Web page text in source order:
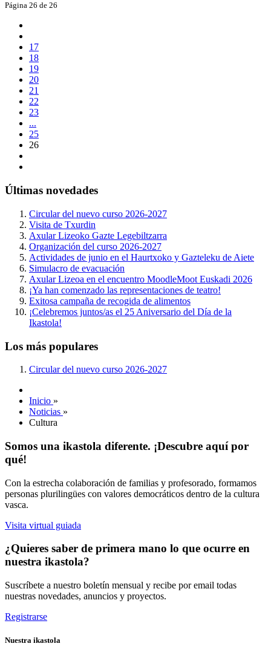
Página 26 de 26
17
18
19
20
21
22
23
...
25
26
Últimas novedades
Circular del nuevo curso 2026-2027
Visita de Txurdin
Axular Lizeoko Gazte Legebiltzarra
Organización del curso 2026-2027
Actividades de junio en el Haurtxoko y Gazteleku de Aiete
Simulacro de evacuación
Axular Lizeoa en el encuentro MoodleMoot Euskadi 2026
¡Ya han comenzado las representaciones de teatro!
Exitosa campaña de recogida de alimentos
¡Celebremos juntos/as el 25 Aniversario del Día de la
Ikastola!
Los más populares
Circular del nuevo curso 2026-2027
Inicio »
Noticias »
Cultura
Somos una ikastola diferente. ¡Descubre aquí por
qué!
Con la estrecha colaboración de familias y profesorado, formamos
personas plurilingües con valores democráticos dentro de la cultura
vasca.
Visita virtual guiada
¿Quieres saber de primera mano lo que ocurre en
nuestra ikastola?
Suscríbete a nuestro boletín mensual y recibe por email todas
nuestras novedades, anuncios y proyectos.
Registrarse
Nuestra ikastola